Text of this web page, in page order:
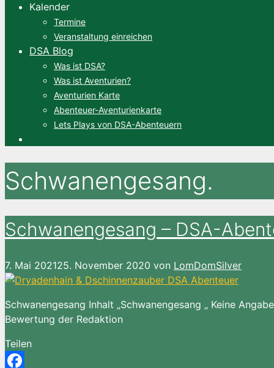
Kalender
Termine
Veranstaltung einreichen
DSA Blog
Was ist DSA?
Was ist Aventurien?
Aventurien Karte
Abenteuer-Aventurienkarte
Lets Plays von DSA-Abenteuern
Schwanengesang.
Schwanengesang – DSA-
7. Mai 202125. November 2020 von LomDomSilver
Schwanengesang Inhalt „Schwanengesang „ Keine
Bewertung der Redaktion
Teilen